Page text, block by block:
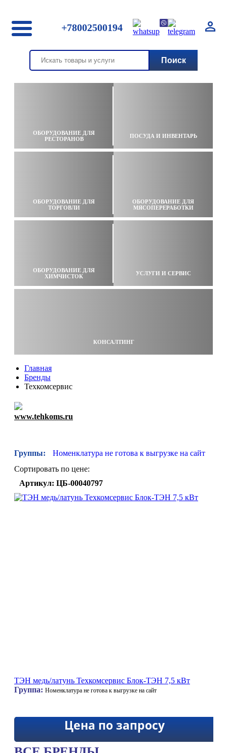
+78002500194
ОБОРУДОВАНИЕ ДЛЯ
РЕСТОРАНОВ
ПОСУДА И ИНВЕНТАРЬ
ОБОРУДОВАНИЕ ДЛЯ
ТОРГОВЛИ
ОБОРУДОВАНИЕ ДЛЯ
МЯСОПЕРЕРАБОТКИ
ОБОРУДОВАНИЕ ДЛЯ
ХИМЧИСТОК
УСЛУГИ И СЕРВИС
КОНСАЛТИНГ
Главная
Бренды
Техкомсервис
www.tehkoms.ru
Группы:
Номенклатура не готова к выгрузке на сайт
Сортировать по цене:
Артикул: ЦБ-00040797
ТЭН медь/латунь Техкомсервис Блок-ТЭН 7,5 кВт
Группа: Номенклатура не готова к выгрузке на сайт
Цена по запросу